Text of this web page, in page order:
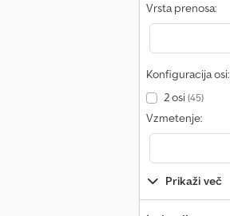
Vrsta prenosa:
Konfiguracija osi:
2 osi(45)
Vzmetenje:
Prikaži več